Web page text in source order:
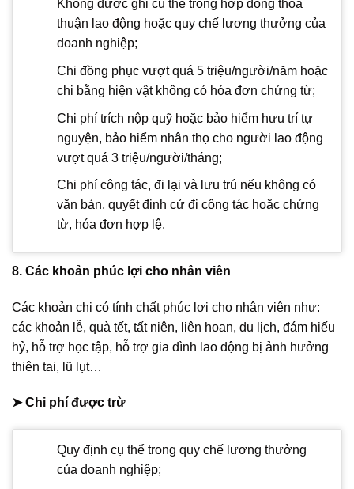
Không được ghi cụ thể trong hợp đồng thỏa
thuận lao động hoặc quy chế lương thưởng của
doanh nghiệp;
Chi đồng phục vượt quá 5 triệu/người/năm hoặc
chi bằng hiện vật không có hóa đơn chứng từ;
Chi phí trích nộp quỹ hoặc bảo hiểm hưu trí tự
nguyện, bảo hiểm nhân thọ cho người lao động
vượt quá 3 triệu/người/tháng;
Chi phí công tác, đi lại và lưu trú nếu không có
văn bản, quyết định cử đi công tác hoặc chứng
từ, hóa đơn hợp lệ.
8. Các khoản phúc lợi cho nhân viên
Các khoản chi có tính chất phúc lợi cho nhân viên như:
các khoản lễ, quà tết, tất niên, liên hoan, du lịch, đám hiếu
hỷ, hỗ trợ học tập, hỗ trợ gia đình lao động bị ảnh hưởng
thiên tai, lũ lụt…
➤ Chi phí được trừ
Quy định cụ thể trong quy chế lương thưởng
của doanh nghiệp;